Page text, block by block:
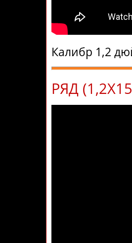
Калибр 1,2
РЯД